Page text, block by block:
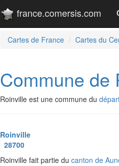
france.comersis.com
Cartes de France Cartes du
Commune de
Roinville est une commune du
Roinville
28700
Roinville fait partie du canton de